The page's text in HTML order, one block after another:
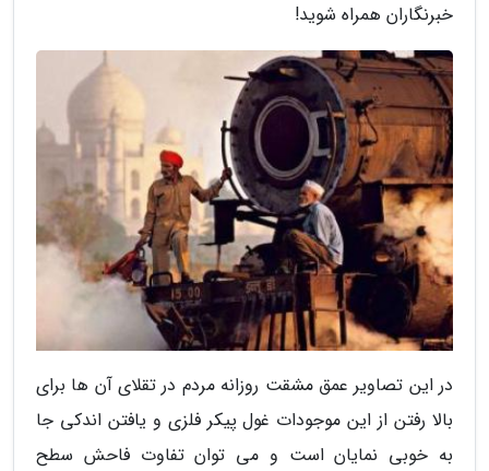
خبرنگاران همراه شوید!
در این تصاویر عمق مشقت روزانه مردم در تقلای آن ها برای
بالا رفتن از این موجودات غول پیکر فلزی و یافتن اندکی جا
به خوبی نمایان است و می توان تفاوت فاحش سطح